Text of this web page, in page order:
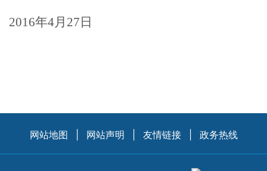
2016年4月 27 日
网站地图 网站声明 友情链接 政务热线